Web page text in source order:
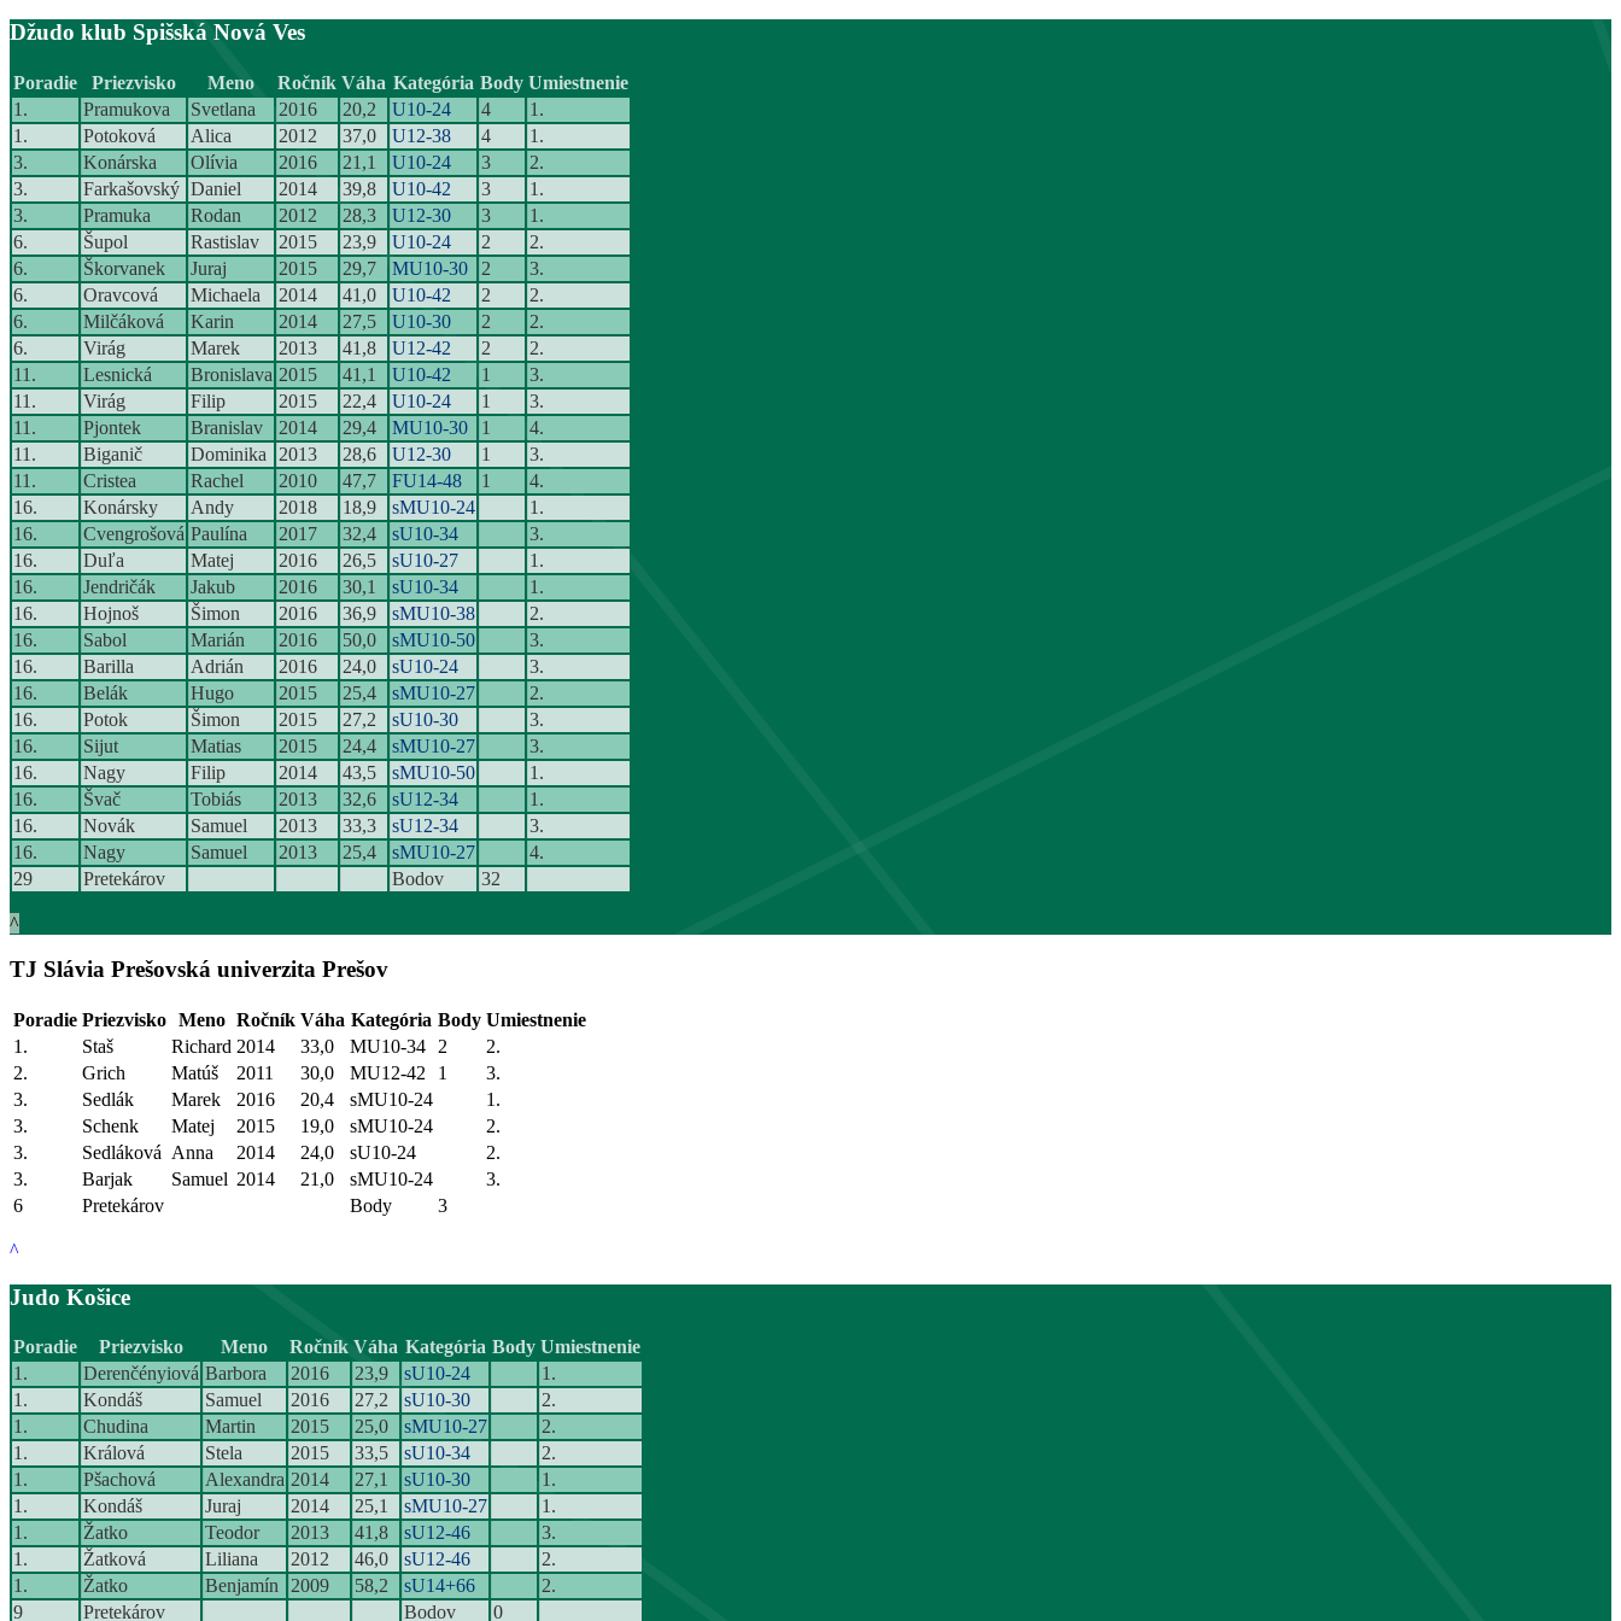
Džudo klub Spišská Nová Ves
Poradie Priezvisko Meno Ročník Váha Kategória Body Umiestnenie
1.
Pramukova Svetlana 2016 20,2 U10-24 4
1.
1.
Potoková Alica 2012 37,0 U12-38 4
1.
3.
Konárska Olívia 2016 21,1 U10-24 3
2.
3.
Farkašovský Daniel 2014 39,8 U10-42 3
1.
3.
Pramuka Rodan 2012 28,3 U12-30 3
1.
6.
Šupol Rastislav 2015 23,9 U10-24 2
2.
6.
Škorvanek Juraj 2015 29,7 MU10-30 2
3.
6.
Oravcová Michaela 2014 41,0 U10-42 2
2.
6.
Milčáková Karin 2014 27,5 U10-30 2
2.
6.
Virág Marek 2013 41,8 U12-42 2
2.
11.
Lesnická Bronislava 2015 41,1 U10-42 1
3.
11.
Virág Filip 2015 22,4 U10-24 1
3.
11.
Pjontek Branislav 2014 29,4 MU10-30 1
4.
11.
Biganič Dominika 2013 28,6 U12-30 1
3.
11.
Cristea Rachel 2010 47,7 FU14-48 1
4.
16.
Konársky Andy 2018 18,9 sMU10-24
1.
16.
Cvengrošová Paulína 2017 32,4 sU10-34
3.
16.
Duľa Matej 2016 26,5 sU10-27
1.
16.
Jendričák Jakub 2016 30,1 sU10-34
1.
16.
Hojnoš Šimon 2016 36,9 sMU10-38
2.
16.
Sabol Marián 2016 50,0 sMU10-50
3.
16.
Barilla Adrián 2016 24,0 sU10-24
3.
16.
Belák Hugo 2015 25,4 sMU10-27
2.
16.
Potok Šimon 2015 27,2 sU10-30
3.
16.
Sijut Matias 2015 24,4 sMU10-27
3.
16.
Nagy Filip 2014 43,5 sMU10-50
1.
16.
Švač Tobiás 2013 32,6 sU12-34
1.
16.
Novák Samuel 2013 33,3 sU12-34
3.
16.
Nagy Samuel 2013 25,4 sMU10-27
4.
29
Pretekárov Bodov 32
^
TJ Slávia Prešovská univerzita Prešov
Poradie Priezvisko Meno Ročník Váha Kategória Body Umiestnenie
1.
Staš Richard 2014 33,0 MU10-34 2
2.
2.
Grich Matúš 2011 30,0 MU12-42 1
3.
3.
Sedlák Marek 2016 20,4 sMU10-24
1.
3.
Schenk Matej 2015 19,0 sMU10-24
2.
3.
Sedláková Anna 2014 24,0 sU10-24
2.
3.
Barjak Samuel 2014 21,0 sMU10-24
3.
6
Pretekárov Body 3
^
Judo Košice
Poradie Priezvisko Meno Ročník Váha Kategória Body Umiestnenie
1.
Derenčényiová Barbora 2016 23,9 sU10-24
1.
1.
Kondáš Samuel 2016 27,2 sU10-30
2.
1.
Chudina Martin 2015 25,0 sMU10-27
2.
1.
Králová Stela 2015 33,5 sU10-34
2.
1.
Pšachová Alexandra 2014 27,1 sU10-30
1.
1.
Kondáš Juraj 2014 25,1 sMU10-27
1.
1.
Žatko Teodor 2013 41,8 sU12-46
3.
1.
Žatková Liliana 2012 46,0 sU12-46
2.
1.
Žatko Benjamín 2009 58,2 sU14+66
2.
9
Pretekárov Bodov 0